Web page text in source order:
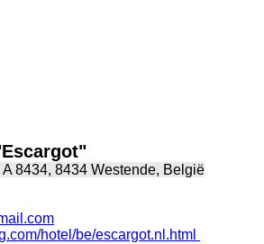
8434, 8434 Westende, België
hotel/be/escargot.nl.html